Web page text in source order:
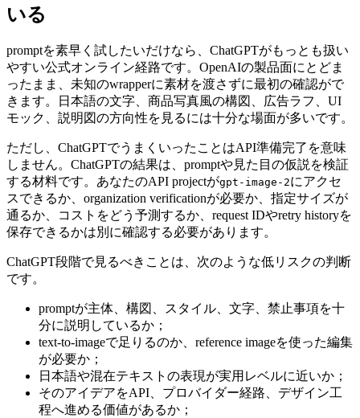
いる
promptを素早く試したいだけなら、ChatGPTがもっとも扱い
やすい公式オンライン経路です。OpenAIの製品面にとどま
ったまま、未知のwrapperに素材を渡さずに最初の確認がで
きます。日本語の文字、商品写真風の構図、広告ラフ、UI
モック、説明図の方向性を見るには十分な場面が多いです。
ただし、ChatGPTでうまくいったことはAPI準備完了を意味
しません。ChatGPTの結果は、promptや見た目の仮説を検証
する材料です。あなたのAPI projectがgpt-image-2にアクセ
スできるか、organization verificationが必要か、指定サイズが
通るか、コストをどう予測するか、request IDやretry historyを
保存できるかは別に確認する必要があります。
ChatGPT段階で見るべきことは、次のような低リスクの判断
です。
promptが主体、構図、スタイル、文字、禁止事項を十
分に説明しているか；
text-to-imageで足りるのか、reference imageを使った編集
が必要か；
日本語や混在テキストの表現が実用レベルに近いか；
そのアイデアをAPI、プロバイダー経路、デザイン工
程へ進める価値があるか；